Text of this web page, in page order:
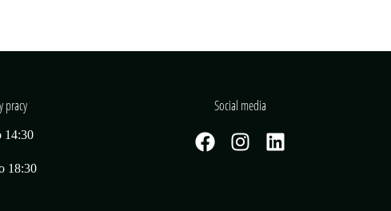
pracy
14:30
18:30
Social media